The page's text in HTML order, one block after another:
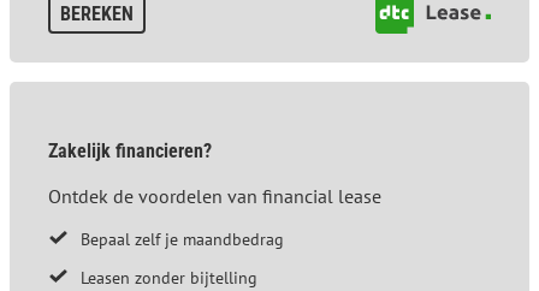
BEREKEN
Zakelijk financieren?
Ontdek de voordelen van financial lease
Bepaal zelf je maandbedrag
Leasen zonder bijtelling